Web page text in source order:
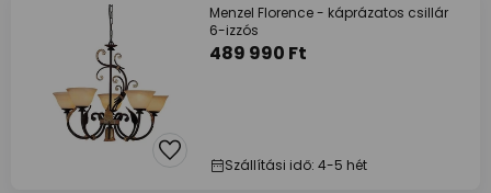
Menzel Florence - káprázatos csillár
6-izzós
489 990 Ft
Szállítási idő: 4-5 hét